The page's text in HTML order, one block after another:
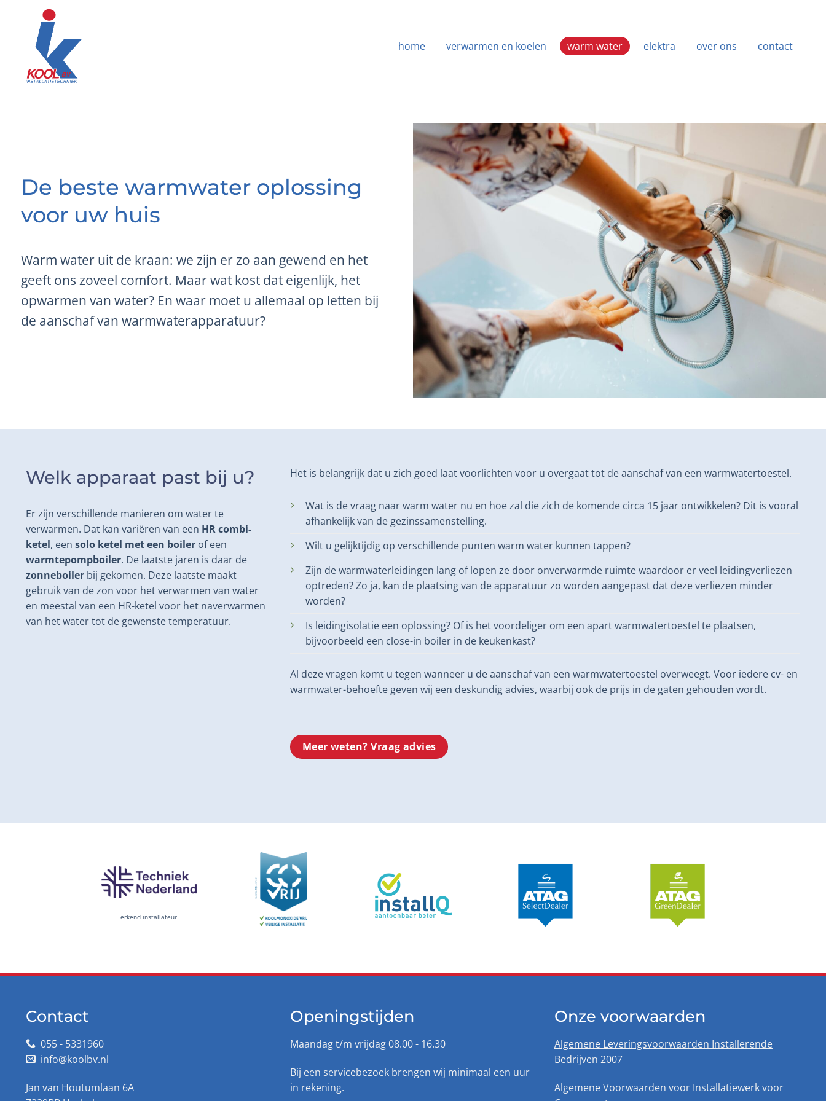
home verwarmen en koelen warm water elektra over ons contact
De beste warmwater oplossing
voor uw huis
Warm water uit de kraan: we zijn er zo aan gewend en het
geeft ons zoveel comfort. Maar wat kost dat eigenlijk, het
opwarmen van water? En waar moet u allemaal op letten bij
de aanschaf van warmwaterapparatuur?
Welk apparaat past bij u?
Er zijn verschillende manieren om water te
verwarmen. Dat kan variëren van een HR combi-
ketel, een solo ketel met een boiler of een
warmtepompboiler. De laatste jaren is daar de
zonneboiler bij gekomen. Deze laatste maakt
gebruik van de zon voor het verwarmen van water
en meestal van een HR-ketel voor het naverwarmen
van het water tot de gewenste temperatuur.
Het is belangrijk dat u zich goed laat voorlichten voor u overgaat tot de aanschaf van een warmwatertoestel.
Wat is de vraag naar warm water nu en hoe zal die zich de komende circa 15 jaar ontwikkelen? Dit is vooral
afhankelijk van de gezinssamenstelling.
Wilt u gelijktijdig op verschillende punten warm water kunnen tappen?
Zijn de warmwaterleidingen lang of lopen ze door onverwarmde ruimte waardoor er veel leidingverliezen
optreden? Zo ja, kan de plaatsing van de apparatuur zo worden aangepast dat deze verliezen minder
worden?
Is leidingisolatie een oplossing? Of is het voordeliger om een apart warmwatertoestel te plaatsen,
bijvoorbeeld een close-in boiler in de keukenkast?
Al deze vragen komt u tegen wanneer u de aanschaf van een warmwatertoestel overweegt. Voor iedere cv- en
warmwater-behoefte geven wij een deskundig advies, waarbij ook de prijs in de gaten gehouden wordt.
Meer weten? Vraag advies
erkend installateur
Contact
055 - 5331960
info@koolbv.nl
Jan van Houtumlaan 6A
Openingstijden
Maandag t/m vrijdag 08.00 - 16.30
Bij een servicebezoek brengen wij minimaal een uur
in rekening.
Onze voorwaarden
Algemene Leveringsvoorwaarden Installerende
Bedrijven 2007
Algemene Voorwaarden voor Installatiewerk voor